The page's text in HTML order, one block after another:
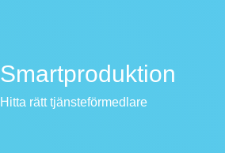
Smartproduktion
Hitta rätt tjänsteförmedlare